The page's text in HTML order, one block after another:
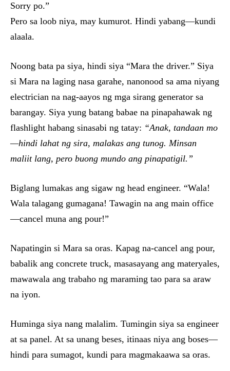
Sorry po.”
Pero sa loob niya, may kumurot. Hindi yabang—kundi
alaala.
Noong bata pa siya, hindi siya “Mara the driver.” Siya
si Mara na laging nasa garahe, nanonood sa ama niyang
electrician na nag-aayos ng mga sirang generator sa
barangay. Siya yung batang babae na pinapahawak ng
flashlight habang sinasabi ng tatay: “Anak, tandaan mo
—hindi lahat ng sira, malakas ang tunog. Minsan
maliit lang, pero buong mundo ang pinapatigil.”
Biglang lumakas ang sigaw ng head engineer. “Wala!
Wala talagang gumagana! Tawagin na ang main office
—cancel muna ang pour!”
Napatingin si Mara sa oras. Kapag na-cancel ang pour,
babalik ang concrete truck, masasayang ang materyales,
mawawala ang trabaho ng maraming tao para sa araw
na iyon.
Huminga siya nang malalim. Tumingin siya sa engineer
at sa panel. At sa unang beses, itinaas niya ang boses—
hindi para sumagot, kundi para magmakaawa sa oras.